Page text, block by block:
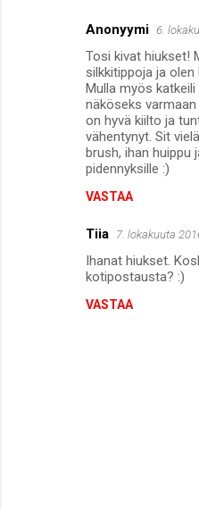
Anonyymi 6.
Tosi kivat hiukset!
silkkitippoja ja
Mulla myös
näköseks
on hyvä kiilto ja
vähentynyt. Sit
brush, ihan huippu
pidennyksille :)
VASTAA
Tiia 7. lokakuuta
Ihanat hiukset.
kotipostausta? :)
VASTAA